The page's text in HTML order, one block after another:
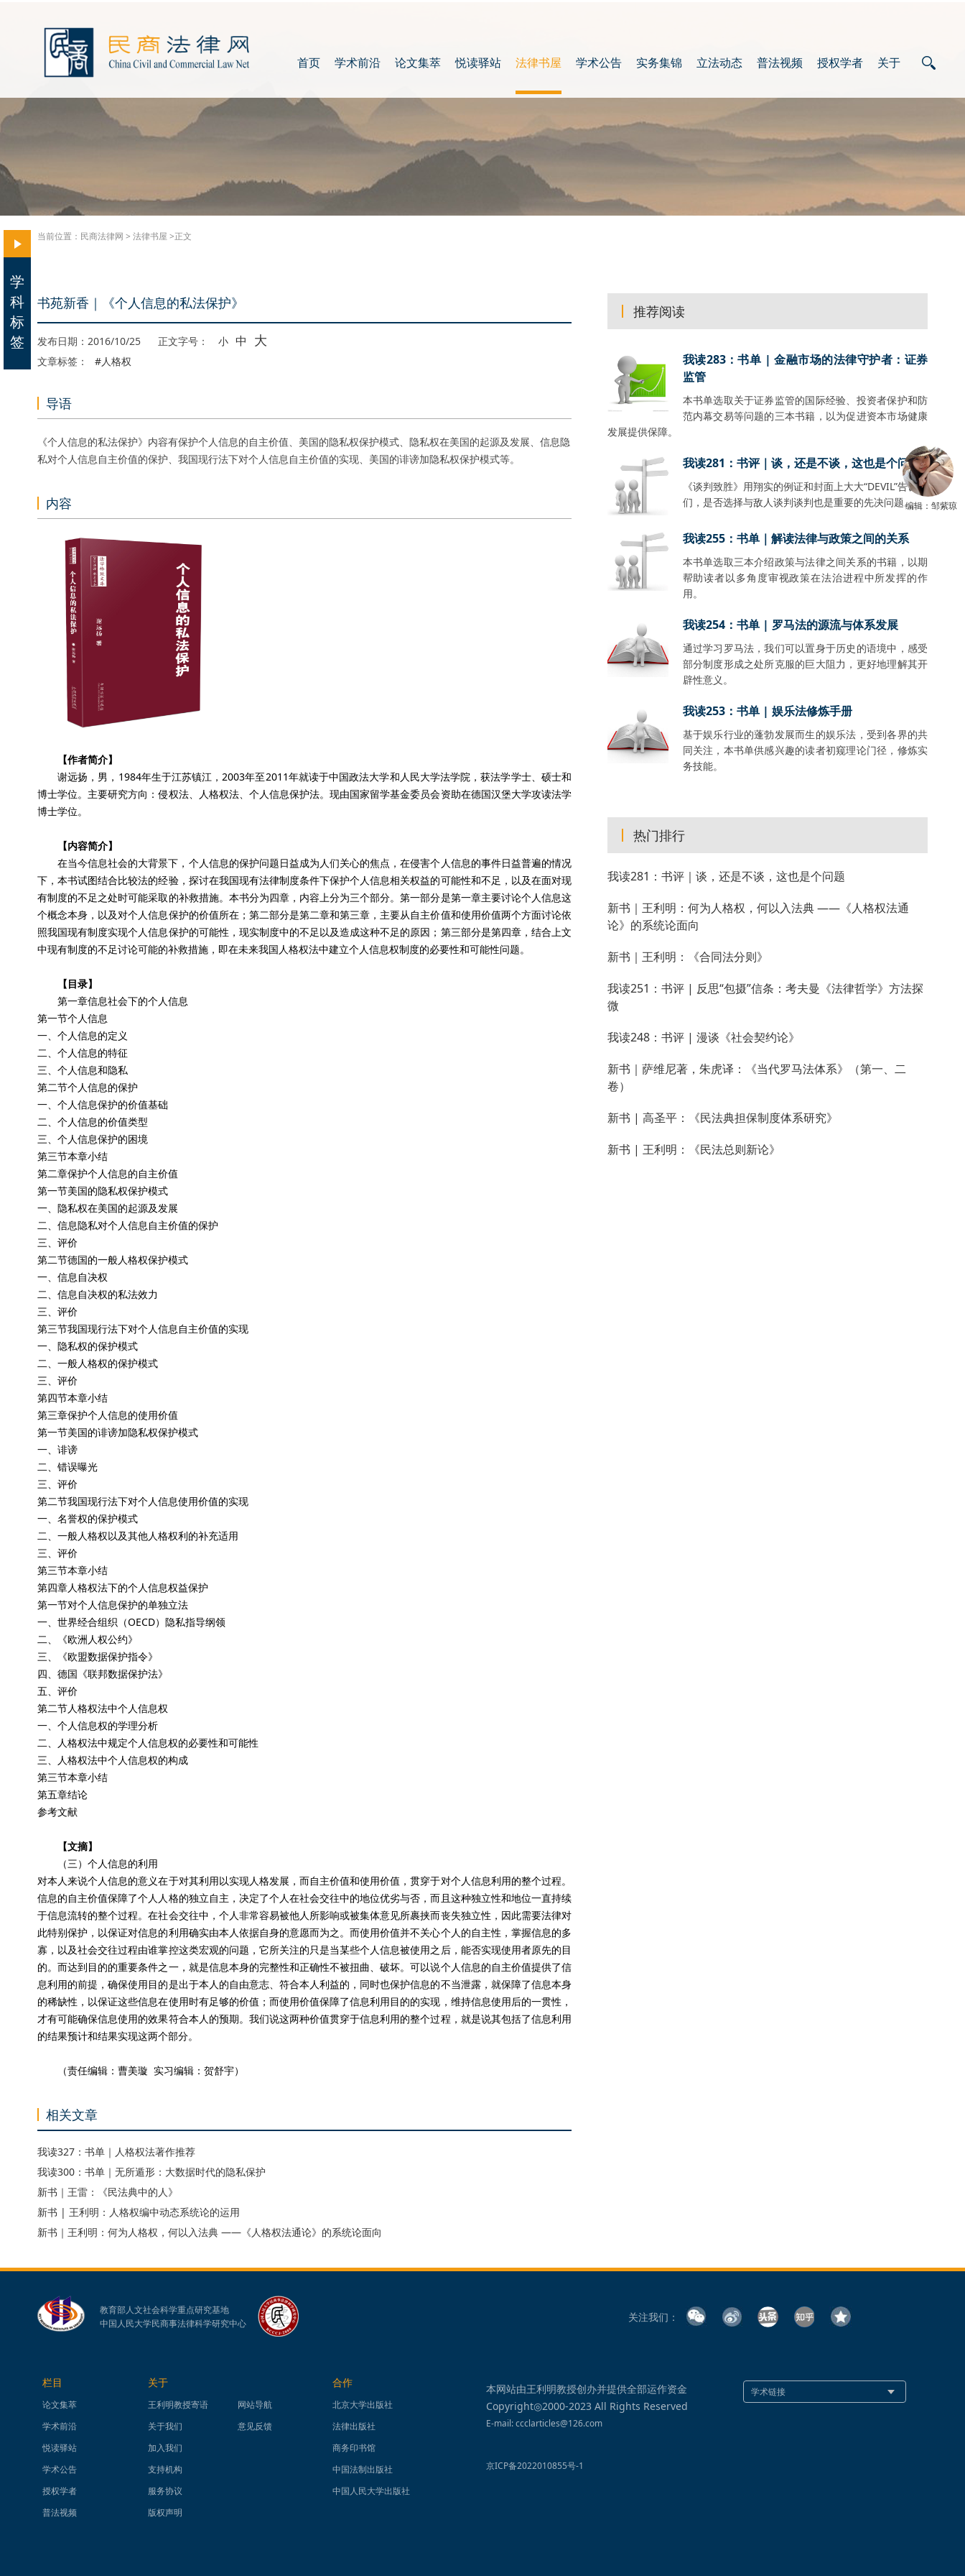
首页 学术前沿 论文集萃 悦读驿站 法律书屋 学术公告 实务集锦 立法动态 普法视频 授权学者 关于
当前位置： 民商法律网 > 法律书屋 >正文
书苑新香｜《个人信息的私法保护》
发布日期：2016/10/25 正文字号： 小 中 大
文章标签： #人格权
导语
《个人信息的私法保护》内容有保护个人信息的自主价值、美国的隐私权保护模式、隐私权在美国的起源及发展、信息隐
私对个人信息自主价值的保护、我国现行法下对个人信息自主价值的实现、美国的诽谤加隐私权保护模式等。
内容
【作者简介】
谢远扬，男，1984年生于江苏镇江，2003年至2011年就读于中国政法大学和人民大学法学院，获法学学士、硕士和
博士学位。主要研究方向：侵权法、人格权法、个人信息保护法。现由国家留学基金委员会资助在德国汉堡大学攻读法学
博士学位。
【内容简介】
在当今信息社会的大背景下，个人信息的保护问题日益成为人们关心的焦点，在侵害个人信息的事件日益普遍的情况
下，本书试图结合比较法的经验，探讨在我国现有法律制度条件下保护个人信息相关权益的可能性和不足，以及在面对现
有制度的不足之处时可能采取的补救措施。本书分为四章，内容上分为三个部分。第一部分是第一章主要讨论个人信息这
个概念本身，以及对个人信息保护的价值所在；第二部分是第二章和第三章，主要从自主价值和使用价值两个方面讨论依
照我国现有制度实现个人信息保护的可能性，现实制度中的不足以及造成这种不足的原因；第三部分是第四章，结合上文
中现有制度的不足讨论可能的补救措施，即在未来我国人格权法中建立个人信息权制度的必要性和可能性问题。
【目录】
第一章信息社会下的个人信息
第一节个人信息
一、个人信息的定义
二、个人信息的特征
三、个人信息和隐私
第二节个人信息的保护
一、个人信息保护的价值基础
二、个人信息的价值类型
三、个人信息保护的困境
第三节本章小结
第二章保护个人信息的自主价值
第一节美国的隐私权保护模式
一、隐私权在美国的起源及发展
二、信息隐私对个人信息自主价值的保护
三、评价
第二节德国的一般人格权保护模式
一、信息自决权
二、信息自决权的私法效力
三、评价
第三节我国现行法下对个人信息自主价值的实现
一、隐私权的保护模式
二、一般人格权的保护模式
三、评价
第四节本章小结
第三章保护个人信息的使用价值
第一节美国的诽谤加隐私权保护模式
一、诽谤
二、错误曝光
三、评价
第二节我国现行法下对个人信息使用价值的实现
一、名誉权的保护模式
二、一般人格权以及其他人格权利的补充适用
三、评价
第三节本章小结
第四章人格权法下的个人信息权益保护
第一节对个人信息保护的单独立法
一、世界经合组织（OECD）隐私指导纲领
二、《欧洲人权公约》
三、《欧盟数据保护指令》
四、德国《联邦数据保护法》
五、评价
第二节人格权法中个人信息权
一、个人信息权的学理分析
二、人格权法中规定个人信息权的必要性和可能性
三、人格权法中个人信息权的构成
第三节本章小结
第五章结论
参考文献
【文摘】
（三）个人信息的利用
对本人来说个人信息的意义在于对其利用以实现人格发展，而自主价值和使用价值，贯穿于对个人信息利用的整个过程。
信息的自主价值保障了个人人格的独立自主，决定了个人在社会交往中的地位优劣与否，而且这种独立性和地位一直持续
于信息流转的整个过程。在社会交往中，个人非常容易被他人所影响或被集体意见所裹挟而丧失独立性，因此需要法律对
此特别保护，以保证对信息的利用确实由本人依据自身的意愿而为之。而使用价值并不关心个人的自主性，掌握信息的多
寡，以及社会交往过程由谁掌控这类宏观的问题，它所关注的只是当某些个人信息被使用之后，能否实现使用者原先的目
的。而达到目的的重要条件之一，就是信息本身的完整性和正确性不被扭曲、破坏。可以说个人信息的自主价值提供了信
息利用的前提，确保使用目的是出于本人的自由意志、符合本人利益的，同时也保护信息的不当泄露，就保障了信息本身
的稀缺性，以保证这些信息在使用时有足够的价值；而使用价值保障了信息利用目的的实现，维持信息使用后的一贯性，
才有可能确保信息使用的效果符合本人的预期。我们说这两种价值贯穿于信息利用的整个过程，就是说其包括了信息利用
的结果预计和结果实现这两个部分。
（责任编辑：曹美璇 实习编辑：贺舒宇）
相关文章
我读327：书单｜人格权法著作推荐
我读300：书单｜无所遁形：大数据时代的隐私保护
新书｜王雷：《民法典中的人》
新书 | 王利明：人格权编中动态系统论的运用
新书｜王利明：何为人格权，何以入法典 ——《人格权法通论》的系统论面向
推荐阅读
我读283：书单 | 金融市场的法律守护者：证券
监管
本书单选取关于证券监管的国际经验、投资者保护和防
范内幕交易等问题的三本书籍，以为促进资本市场健康
发展提供保障。
我读281：书评｜谈，还是不谈，这也是个问题
《谈判致胜》用翔实的例证和封面上大大“DEVIL”告诉我
们，是否选择与敌人谈判谈判也是重要的先决问题。
我读255：书单｜解读法律与政策之间的关系
本书单选取三本介绍政策与法律之间关系的书籍，以期
帮助读者以多角度审视政策在法治进程中所发挥的作
用。
我读254：书单 | 罗马法的源流与体系发展
通过学习罗马法，我们可以置身于历史的语境中，感受
部分制度形成之处所克服的巨大阻力，更好地理解其开
辟性意义。
我读253：书单 | 娱乐法修炼手册
基于娱乐行业的蓬勃发展而生的娱乐法，受到各界的共
同关注，本书单供感兴趣的读者初窥理论门径，修炼实
务技能。
热门排行
我读281：书评｜谈，还是不谈，这也是个问题
新书｜王利明：何为人格权，何以入法典 ——《人格权法通
论》的系统论面向
新书｜王利明：《合同法分则》
我读251：书评 | 反思“包摄”信条：考夫曼《法律哲学》方法探
微
我读248：书评 | 漫谈《社会契约论》
新书｜萨维尼著，朱虎译：《当代罗马法体系》（第一、二
卷）
新书 | 高圣平：《民法典担保制度体系研究》
新书 | 王利明：《民法总则新论》
编辑：邹紫琼
教育部人文社会科学重点研究基地
中国人民大学民商事法律科学研究中心
栏目
论文集萃
学术前沿
悦读驿站
学术公告
授权学者
普法视频
关于
王利明教授寄语
关于我们
加入我们
支持机构
服务协议
版权声明
网站导航
意见反馈
合作
北京大学出版社
法律出版社
商务印书馆
中国法制出版社
中国人民大学出版社
关注我们：
本网站由王利明教授创办并提供全部运作资金
Copyright◎2000-2023 All Rights Reserved
E-mail: ccclarticles@126.com
京ICP备2022010855号-1
学
科
标
签